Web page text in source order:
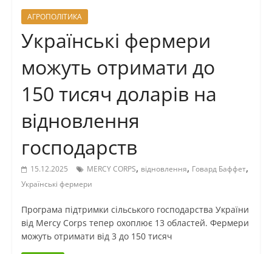
АГРОПОЛІТИКА
Українські фермери
можуть отримати до
150 тисяч доларів на
відновлення
господарств
15.12.2025 MERCY CORPS, відновлення, Говард Баффет,
Українські фермери
Програма підтримки сільського господарства України
від Mercy Corps тепер охоплює 13 областей. Фермери
можуть отримати від 3 до 150 тисяч